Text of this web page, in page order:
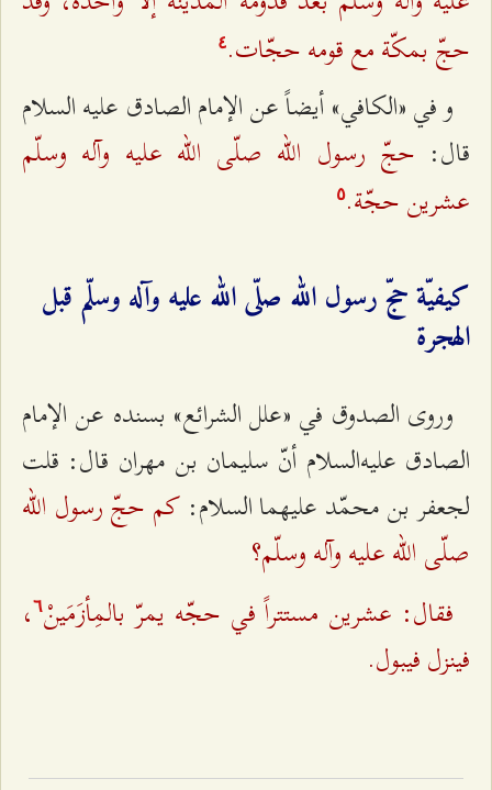
حجّ بمكّة‌ مع‌ قومه‌ حجّات. ٤
و في «الكافي‌» أيضاً عن‌ الإمام‌ الصادق‌ عليه‌ السلام‌
قال‌: حجّ رسول الله‌‌ صلّی الله‌‌ عليه‌ وآله‌ وسلّم‌
عشرين‌ حجّة‌.٥
كيفيّة‌ حجّ رسول‌ الله‌ صلّى‌ الله‌ عليه‌ وآله‌ وسلّم‌ قبل‌
الهجرة‌
وروی الصدوق‌ في «علل‌ الشرائع» بسنده‌ عن‌ الإمام‌
الصادق‌ عليه‌السلام‌ أنّ سليمان‌ بن‌ مهران‌ قال‌: قلت‌
لجعفر بن‌ محمّد عليهما السلام‌:كم‌ حجّ رسول الله‌‌‌‌
صلّی‌ الله‌‌‌‌‌ عليه‌ وآله‌ وسلّم‌؟
فقال‌: عشرين‌ مستتراً في حجّه‌ يمرّ بالمِأزَمَينْ٦،
فينزل‌ فيبول‌.